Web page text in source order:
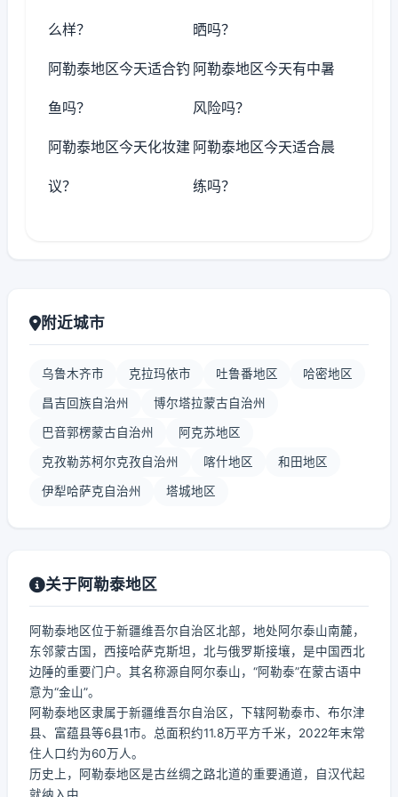
么样？ 晒吗？
阿勒泰地区今天适合钓
鱼吗？
阿勒泰地区今天有中暑
风险吗？
阿勒泰地区今天化妆建
议？
阿勒泰地区今天适合晨
练吗？
附近城市
乌鲁木齐市 克拉玛依市 吐鲁番地区 哈密地区
昌吉回族自治州 博尔塔拉蒙古自治州
巴音郭楞蒙古自治州 阿克苏地区
克孜勒苏柯尔克孜自治州 喀什地区 和田地区
伊犁哈萨克自治州 塔城地区
关于阿勒泰地区
阿勒泰地区位于新疆维吾尔自治区北部，地处阿尔泰山南麓，
东邻蒙古国，西接哈萨克斯坦，北与俄罗斯接壤，是中国西北
边陲的重要门户。其名称源自阿尔泰山，“阿勒泰”在蒙古语中
意为“金山”。
阿勒泰地区隶属于新疆维吾尔自治区，下辖阿勒泰市、布尔津
县、富蕴县等6县1市。总面积约11.8万平方千米，2022年末常
住人口约为60万人。
历史上，阿勒泰地区是古丝绸之路北道的重要通道，自汉代起